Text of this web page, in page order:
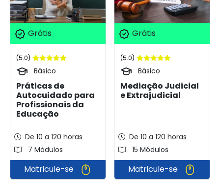
Grátis
(5.0)
Básico
Práticas de
Autocuidado para
Profissionais da
Educação
De 10 a 120 horas
7 Módulos
Matricule-se
Grátis
(5.0)
Básico
Mediação Judicial
e Extrajudicial
De 10 a 120 horas
15 Módulos
Matricule-se